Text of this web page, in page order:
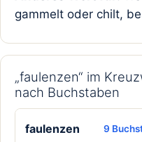
gammelt oder chilt,
„faulenzen“ im
nach Buchstaben
faulenzen 9